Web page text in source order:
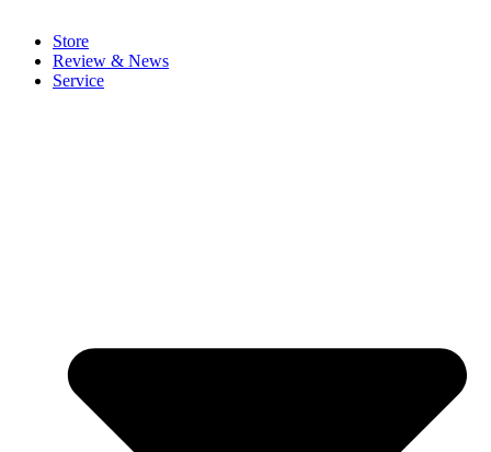
Store
Review & News
Service